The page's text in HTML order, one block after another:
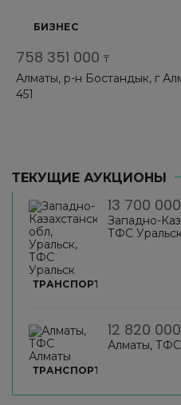
БИЗНЕС
758 351 000 ₸
Алматы, р-н Бостандык, г
451
ТЕКУЩИЕ АУКЦИОНЫ
ТРАНСПОРТ
13 700 000
Западно-
ТФС Уральск
ТРАНСПОРТ
12 820 000
Алматы,